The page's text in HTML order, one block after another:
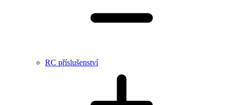
RC příslušenství